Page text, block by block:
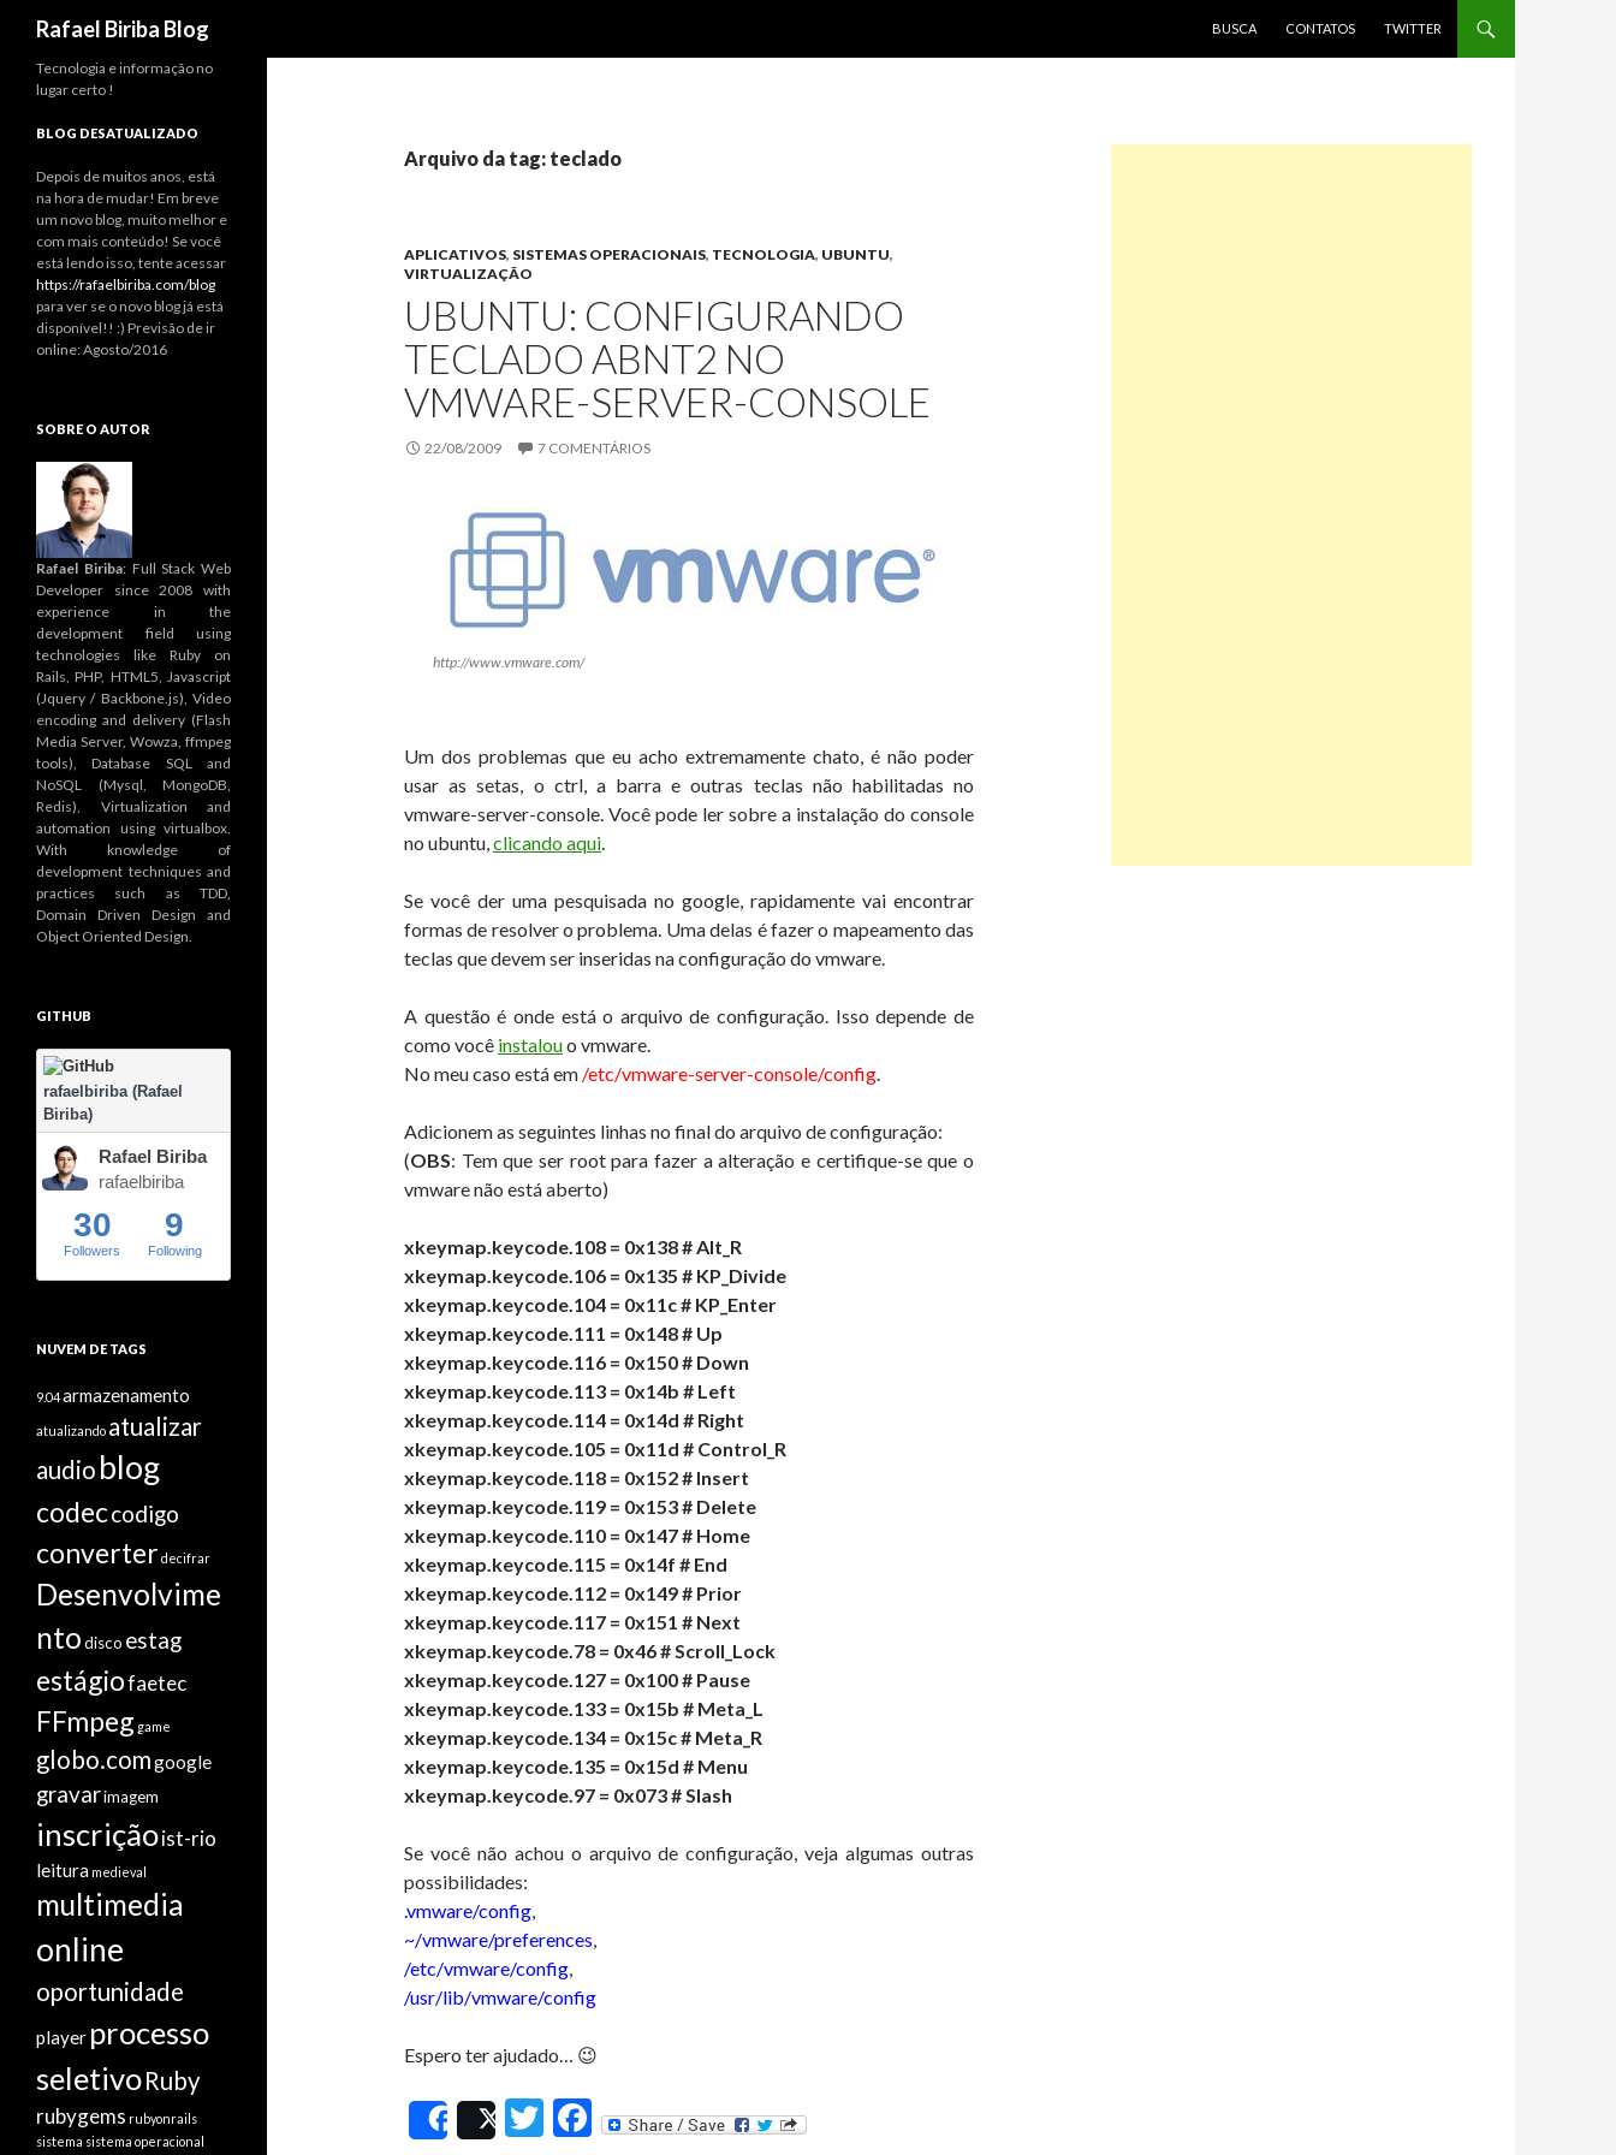
Rafael Biriba Blog
BUSCA
CONTATOS TWITTER
Arquivo da tag: teclado
APLICATIVOS, SISTEMAS OPERACIONAIS, TECNOLOGIA, UBUNTU,
VIRTUALIZAÇÃO
UBUNTU: CONFIGURANDO
TECLADO ABNT2 NO
VMWARE-SERVER-CONSOLE
22/08/2009 7 COMENTÁRIOS
http://www.vmware.com/
Um dos problemas que eu acho extremamente chato, é não poder
usar as setas, o ctrl, a barra e outras teclas não habilitadas no
vmware-server-console. Você pode ler sobre a instalação do console
no ubuntu,clicando aqui.
Se você der uma pesquisada no google, rapidamente vai encontrar
formas de resolver o problema. Uma delas é fazer o mapeamento das
teclas que devem ser inseridas na configuração do vmware.
A questão é onde está o arquivo de configuração. Isso depende de
como você instalouo vmware.
No meu caso está em /etc/vmware-server-console/config.
Adicionem as seguintes linhas no final do arquivo de configuração:
(OBS: Tem que ser root para fazer a alteração e certifique-se que o
vmware não está aberto)
xkeymap.keycode.108 = 0x138 # Alt_R
xkeymap.keycode.106 = 0x135 # KP_Divide
xkeymap.keycode.104 = 0x11c # KP_Enter
xkeymap.keycode.111 = 0x148 # Up
xkeymap.keycode.116 = 0x150 # Down
xkeymap.keycode.113 = 0x14b # Left
xkeymap.keycode.114 = 0x14d # Right
xkeymap.keycode.105 = 0x11d # Control_R
xkeymap.keycode.118 = 0x152 # Insert
xkeymap.keycode.119 = 0x153 # Delete
xkeymap.keycode.110 = 0x147 # Home
xkeymap.keycode.115 = 0x14f # End
xkeymap.keycode.112 = 0x149 # Prior
xkeymap.keycode.117 = 0x151 # Next
xkeymap.keycode.78 = 0x46 # Scroll_Lock
xkeymap.keycode.127 = 0x100 # Pause
xkeymap.keycode.133 = 0x15b # Meta_L
xkeymap.keycode.134 = 0x15c # Meta_R
xkeymap.keycode.135 = 0x15d # Menu
xkeymap.keycode.97 = 0x073 # Slash
Se você não achou o arquivo de configuração, veja algumas outras
possibilidades:
.vmware/config,
~/vmware/preferences,
/etc/vmware/config,
/usr/lib/vmware/config
Espero ter ajudado… 😉
SharePostT
F
Tecnologia e informação no
lugar certo !
BLOG DESATUALIZADO
Depois de muitos anos, está
na hora de mudar! Em breve
um novo blog, muito melhor e
com mais conteúdo! Se você
está lendo isso, tente acessar
https://rafaelbiriba.com/blog
para ver se o novo blog já está
disponível!! :) Previsão de ir
online: Agosto/2016
SOBRE O AUTOR
Rafael Biriba: Full Stack Web
Developer since 2008 with
experience in the
development field using
technologies like Ruby on
Rails, PHP, HTML5, Javascript
(Jquery / Backbone.js), Video
encoding and delivery (Flash
Media Server, Wowza, ffmpeg
tools), Database SQL and
NoSQL (Mysql, MongoDB,
Redis), Virtualization and
automation using virtualbox.
With knowledge of
development techniques and
practices such as TDD,
Domain Driven Design and
Object Oriented Design.
GITHUB
rafaelbiriba (Rafael
Biriba)
Rafael Biriba
rafaelbiriba
30
Followers
9
Following
NUVEM DE TAGS
9.04armazenamento
atualizando atualizar
audio blog
codeccodigo
converter decifrar
Desenvolvime
ntodisco estag
estágiofaetec
FFmpeg game
globo.comgoogle
gravarimagem
inscriçãoist-rio
leitura medieval
multimedia
online
oportunidade
player processo
seletivoRuby
rubygems rubyonrails
sistema sistema operacional